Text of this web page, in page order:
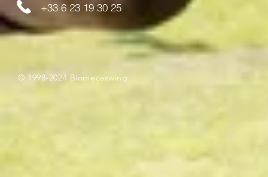
+33 6 23 19 30 25
© 1998-2024 Biomecaswing